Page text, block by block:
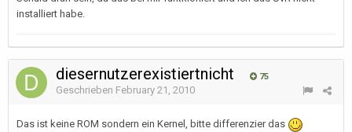
installiert habe.
diesernutzerexistiertnicht 75
Geschrieben February 21, 2010
Das ist keine ROM sondern ein Kernel, bitte differenzier das